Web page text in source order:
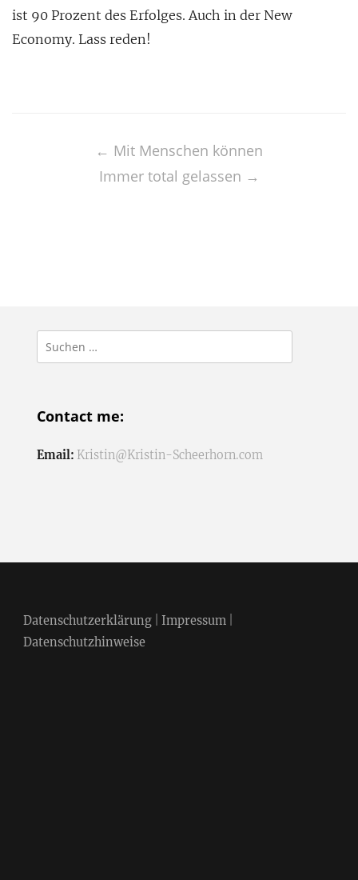
ist 90 Prozent des Erfolges. Auch in der New
Economy. Lass reden!
navigation
← Mit Menschen können
Immer total gelassen →
Suchen
nach:
Contact me:
Email: Kristin@Kristin-Scheerhorn.com
Datenschutzerklärung| Impressum|
Datenschutzhinweise